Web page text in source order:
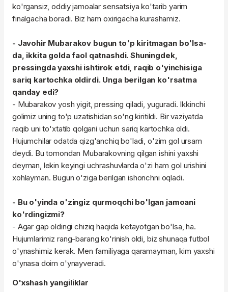
ko'rgansiz, oddiy jamoalar sensatsiya ko'tarib yarim
finalgacha boradi. Biz ham oxirigacha kurashamiz.
- Javohir Mubarakov bugun to'p kiritmagan bo'lsa-
da, ikkita golda faol qatnashdi. Shuningdek,
pressingda yaxshi ishtirok etdi, raqib o'yinchisiga
sariq kartochka oldirdi. Unga berilgan ko'rsatma
qanday edi?
- Mubarakov yosh yigit, pressing qiladi, yuguradi. Ikkinchi
golimiz uning to'p uzatishidan so'ng kiritildi. Bir vaziyatda
raqib uni to'xtatib qolgani uchun sariq kartochka oldi.
Hujumchilar odatda qizg'anchiq bo'ladi, o'zim gol ursam
deydi. Bu tomondan Mubarakovning qilgan ishini yaxshi
deyman, lekin keyingi uchrashuvlarda o'zi ham gol urishini
xohlayman. Bugun o'ziga berilgan ishonchni oqladi.
- Bu o'yinda o'zingiz qurmoqchi bo'lgan jamoani
ko'rdingizmi?
- Agar gap oldingi chiziq haqida ketayotgan bo'lsa, ha.
Hujumlarimiz rang-barang ko'rinish oldi, biz shunaqa futbol
o'ynashimiz kerak. Men familiyaga qaramayman, kim yaxshi
o'ynasa doim o'ynayveradi.
O'xshash yangiliklar